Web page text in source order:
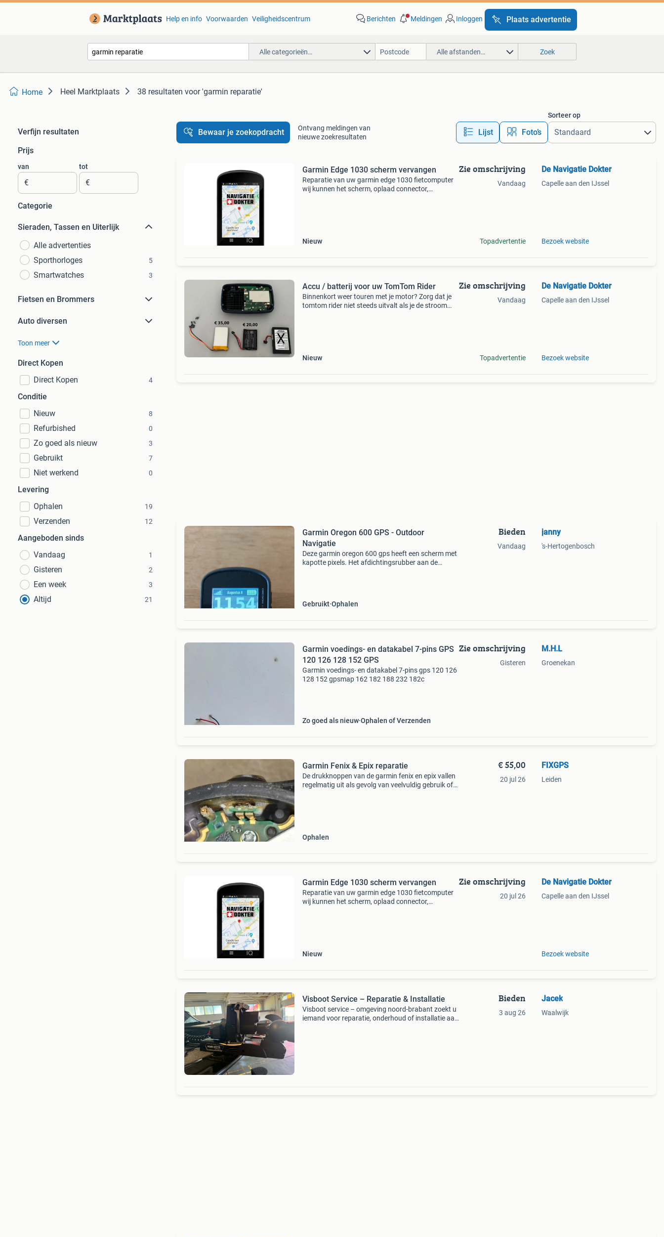
Help en info Voorwaarden Veiligheidscentrum Berichten Meldingen Inloggen Plaats advertentie
Alle categorieën… Alle afstanden… Zoek
Home Heel Marktplaats 38 resultaten voor 'garmin reparatie'
Verfijn resultaten
Prijs
van
€
tot
€
Categorie
Sieraden, Tassen en Uiterlijk
Alle advertenties
Sporthorloges
5
Smartwatches 3
Fietsen en Brommers
Auto diversen
Toon meer
Direct Kopen
Direct Kopen
4
Conditie
Nieuw
8
Refurbished 0
Zo goed als nieuw 3
Gebruikt 7
Niet werkend 0
Levering
Ophalen
19
Verzenden 12
Aangeboden sinds
Vandaag
1
Gisteren 2
Een week 3
Altijd 21
Bewaar je zoekopdracht
Ontvang meldingen van
nieuwe zoekresultaten
Lijst Foto’s
Sorteer op
Garmin Edge 1030 scherm vervangen
Reparatie van uw garmin edge 1030 fietcomputer
wij kunnen het scherm, oplaad connector,
Nieuw
Zie omschrijving
Vandaag
Topadvertentie
De Navigatie Dokter
Capelle aan den IJssel
Bezoek website
Accu / batterij voor uw TomTom Rider
Binnenkort weer touren met je motor? Zorg dat je
tomtom rider niet steeds uitvalt als je de stroom
Nieuw
Zie omschrijving
Vandaag
Topadvertentie
De Navigatie Dokter
Capelle aan den IJssel
Bezoek website
Garmin Oregon 600 GPS - Outdoor
Navigatie
Deze garmin oregon 600 gps heeft een scherm met
kapotte pixels. Het afdichtingsrubber aan de
Gebruikt Ophalen
Bieden
Vandaag
janny
's-Hertogenbosch
Garmin voedings- en datakabel 7-pins GPS
120 126 128 152 GPS
Garmin voedings- en datakabel 7-pins gps 120 126
128 152 gpsmap 162 182 188 232 182c
Zo goed als nieuw Ophalen of Verzenden
Zie omschrijving
Gisteren
M.H.L
Groenekan
Garmin Fenix & Epix reparatie
De drukknoppen van de garmin fenix en epix vallen
regelmatig uit als gevolg van veelvuldig gebruik of
Ophalen
€ 55,00
20 jul 26
FIXGPS
Leiden
Garmin Edge 1030 scherm vervangen
Reparatie van uw garmin edge 1030 fietcomputer
wij kunnen het scherm, oplaad connector,
Nieuw
Zie omschrijving
20 jul 26
De Navigatie Dokter
Capelle aan den IJssel
Bezoek website
Visboot Service – Reparatie & Installatie
Visboot service – omgeving noord-brabant zoekt u
iemand voor reparatie, onderhoud of installatie aan
Bieden
3 aug 26
Jacek
Waalwijk